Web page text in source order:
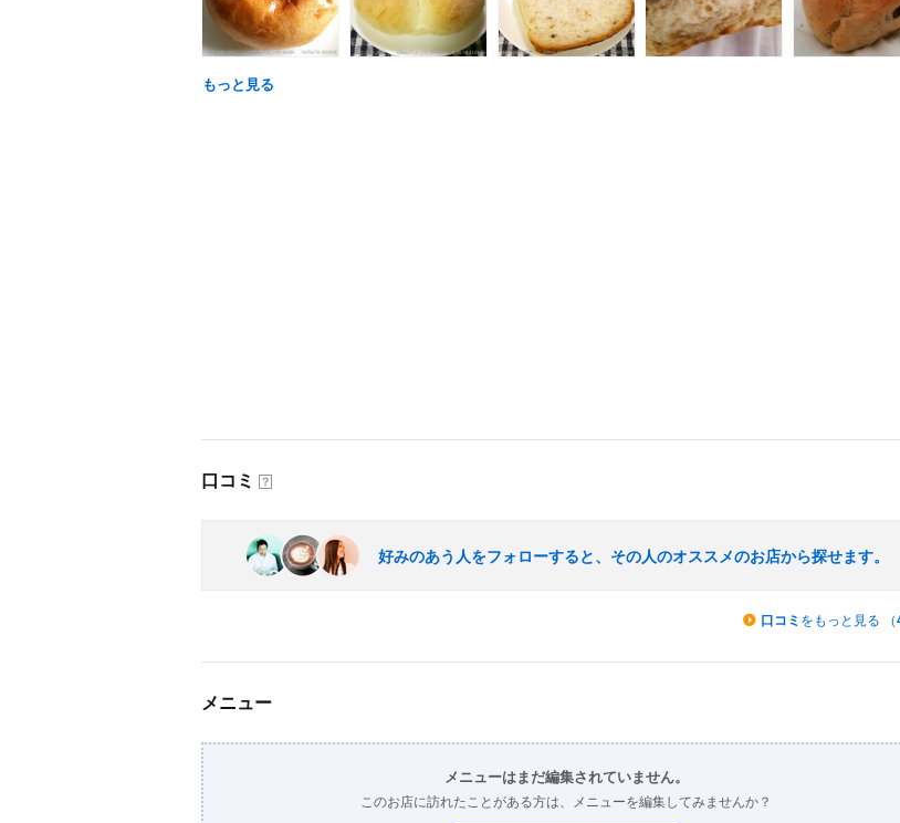
もっと見る
口コミ ？
好みのあう人をフォローすると、その人のオススメのお店から探せます。
口コミ をもっと見る （
メニュー
メニューはまだ編集されていません。
このお店に訪れたことがある方は、メニューを編集してみませんか？